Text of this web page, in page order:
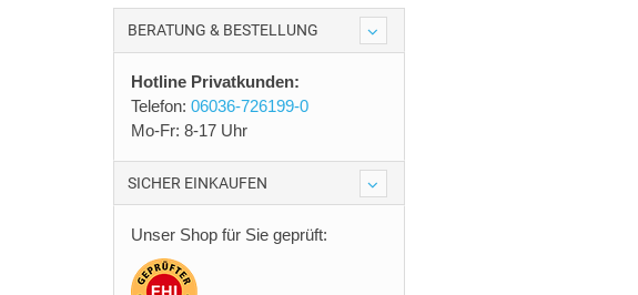
BERATUNG & BESTELLUNG
Hotline Privatkunden:
Telefon: 06036-726199-0
Mo-Fr: 8-17 Uhr
SICHER EINKAUFEN
Unser Shop für Sie geprüft: